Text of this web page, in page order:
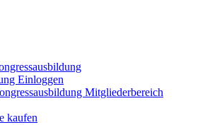
Einloggen
Mitgliederbereich
kaufen